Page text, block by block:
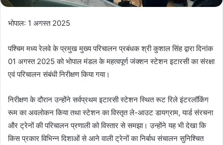
भोपाल: 1 अगस्त 2025
पश्चिम मध्य रेलवे के प्रमुख मुख्य परिचालन प्रबंधक श्री कुशाल सिंह द्वारा दिनांक
01 अगस्त 2025 को भोपाल मंडल के महत्वपूर्ण जंक्शन स्टेशन इटारसी का संरक्षा
एवं परिचालन संबंधी निरीक्षण किया गया।
निरीक्षण के दौरान उन्होंने सर्वप्रथम इटारसी स्टेशन स्थित रूट रिले इंटरलॉकिंग
रूम का अवलोकन किया तथा स्टेशन का विस्तृत ले-आउट डायग्राम, यार्ड संरचना
और ट्रेनों की परिचालन प्रणाली को विस्तार से समझा। उन्होंने यह भी देखा कि
किस प्रकार विभिन्न दिशाओं से आने वाली ट्रेनों का निर्बाध संचालन सुनिश्चित